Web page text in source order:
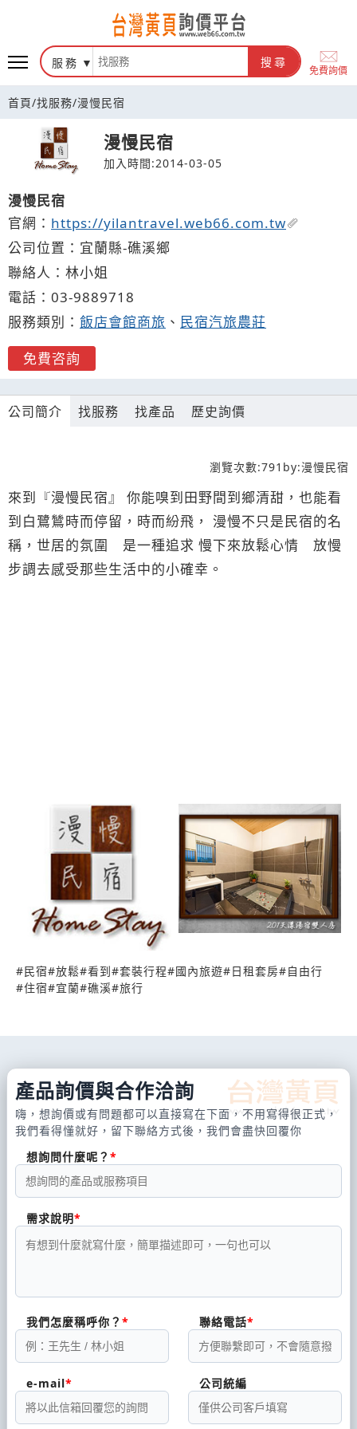
台灣黃頁詢價平台
服務 搜尋
免費詢價
首頁/找服務/漫慢民宿
漫慢民宿
加入時間:2014-03-05
漫慢民宿
官網： https://yilantravel.web66.com.tw
公司位置：宜蘭縣-礁溪鄉
聯絡人：林小姐
電話： 03-9889718
服務類別： 飯店會館商旅 、 民宿汽旅農莊
免費咨詢
公司簡介 找服務 找產品 歷史詢價
瀏覽次數:791 by:漫慢民宿
來到『漫慢民宿』 你能嗅到田野間到鄉清甜，也能看
到白鷺鷥時而停留，時而紛飛， 漫慢不只是民宿的名
稱，世居的氛圍 是一種追求 慢下來放鬆心情 放慢
步調去感受那些生活中的小確幸。
#民宿#放鬆#看到#套裝行程#國內旅遊#日租套房#自由行
#住宿#宜蘭#礁溪#旅行
產品詢價與合作洽詢
嗨，想詢價或有問題都可以直接寫在下面，不用寫得很正式，
我們看得懂就好，留下聯絡方式後，我們會盡快回覆你
想詢問什麼呢？
需求說明
我們怎麼稱呼你？ 聯絡電話
e-mail 公司統編